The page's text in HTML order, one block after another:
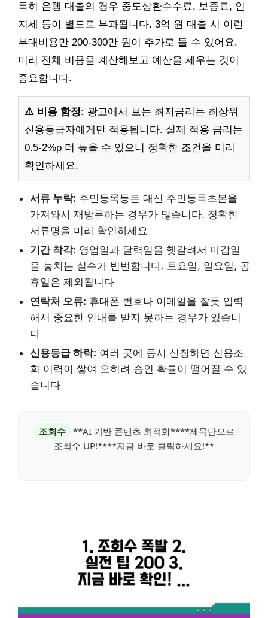
특히 은행 대출의 경우 중도상환수수료, 보증료, 인
지세 등이 별도로 부과됩니다. 3억 원 대출 시 이런
부대비용만 200-300만 원이 추가로 들 수 있어요.
미리 전체 비용을 계산해보고 예산을 세우는 것이
중요합니다.
⚠️ 비용 함정: 광고에서 보는 최저금리는 최상위
신용등급자에게만 적용됩니다. 실제 적용 금리는
0.5-2%p 더 높을 수 있으니 정확한 조건을 미리
확인하세요.
서류 누락: 주민등록등본 대신 주민등록초본을
가져와서 재방문하는 경우가 많습니다. 정확한
서류명을 미리 확인하세요
기간 착각: 영업일과 달력일을 헷갈려서 마감일
을 놓치는 실수가 빈번합니다. 토요일, 일요일, 공
휴일은 제외됩니다
연락처 오류: 휴대폰 번호나 이메일을 잘못 입력
해서 중요한 안내를 받지 못하는 경우가 있습니
다
신용등급 하락: 여러 곳에 동시 신청하면 신용조
회 이력이 쌓여 오히려 승인 확률이 떨어질 수 있
습니다
조회수
**AI 기반 콘텐츠 최적화****제목만으로
조회수 UP!****지금 바로 클릭하세요!**